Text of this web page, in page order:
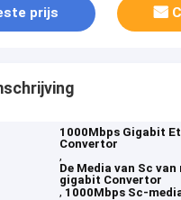
prijs
1000Mbps Gigabit
Convertor
,
De Media van Sc van
gigabit Convertor
, 1000Mbps Sc-